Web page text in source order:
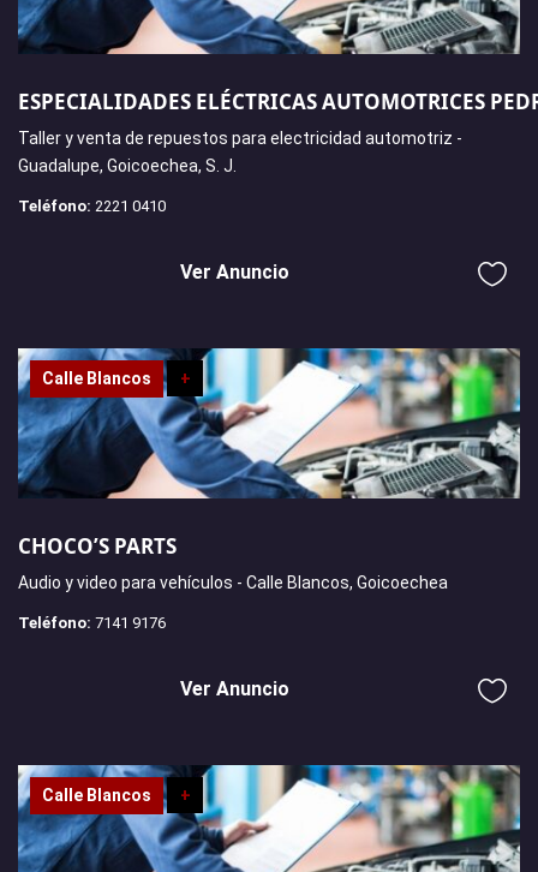
ESPECIALIDADES ELÉCTRICAS AUTOMOTRICES
Taller y venta de repuestos para electricidad automotriz -
Guadalupe, Goicoechea, S. J.
Teléfono: 2221 0410
Ver Anuncio
Calle Blancos +
CHOCO’S PARTS
Audio y video para vehículos - Calle Blancos, Goicoechea
Teléfono: 7141 9176
Ver Anuncio
Calle Blancos +